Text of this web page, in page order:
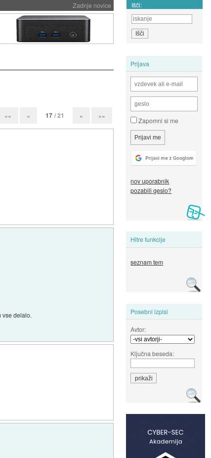
Zadnje novice Išči:
Prijava
Zapomni si me
nov uporabnik
pozabili geslo?
Hitre funkcije
seznam tem
Posebni izpisi
Avtor:
Ključna beseda:
«« « 17 / 21 » »»
vse delalo.